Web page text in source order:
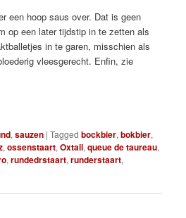
een hoop saus over. Dat is geen
op een later tijdstip in te zetten als
in te garen, misschien als
vleesgerecht. Enfin, zie
,sauzen |Tagged bockbier,bokbier,
,ossenstaart,Oxtail,queue de taureau,
,rundedrstaart,runderstaart,